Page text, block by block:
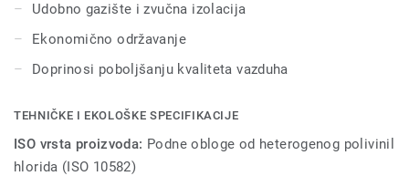
Udobno gazište i zvučna izolacija
Ekonomično održavanje
Doprinosi poboljšanju kvaliteta vazduha
TEHNIČKE I EKOLOŠKE SPECIFIKACIJE
ISO vrsta proizvoda: Podne obloge od heterogenog polivinil
hlorida (ISO 10582)